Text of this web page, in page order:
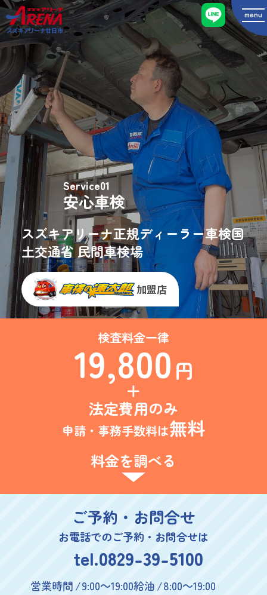
スズキアリーナ廿日市
menu
Service01
安心車検
スズキアリーナ正規ディーラー車検国
土交通省 民間車検場
加盟店
検査料金一律
19,800 円
法定費用のみ
申請・事務手数料は無料
料金を調べる
ご予約・お問合せ
お電話でのご予約・お問合せは
tel.0829-39-5100
営業時間 9:00～19:00給油
8:00～19:00